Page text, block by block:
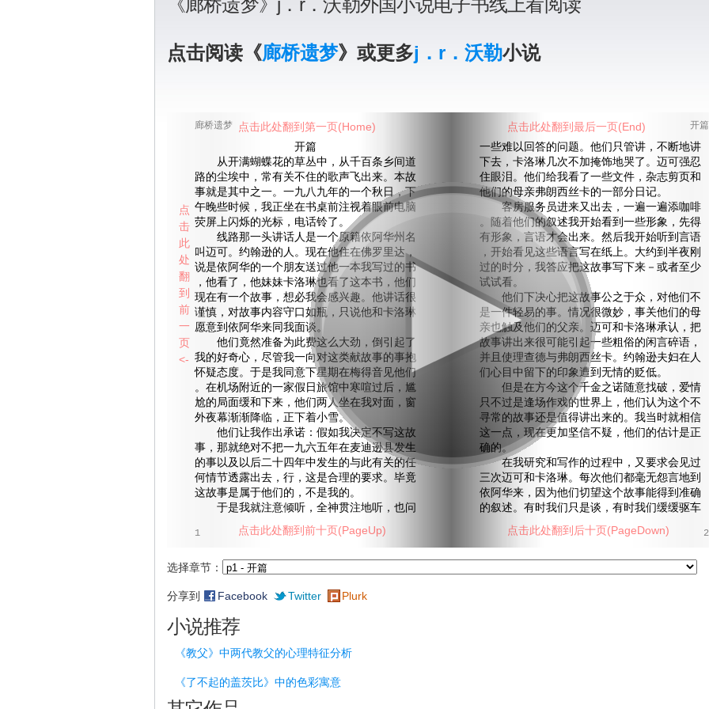
《廊桥遗梦》j．r．沃勒外国小说电子书线上看阅读
点击阅读《廊桥遗梦》或更多j．r．沃勒小说
廊桥遗梦 开篇
开篇
从开满蝴蝶花的草丛中，从千百条乡间道
路的尘埃中，常有关不住的歌声飞出来。本故
事就是其中之一。一九八九年的一个秋日，下
午晚些时候，我正坐在书桌前注视着眼前电脑
荧屏上闪烁的光标，电话铃了。
线路那一头讲话人是一个原籍依阿华州名
叫迈可。约翰逊的人。现在他住在佛罗里达，
说是依阿华的一个朋友送过他一本我写过的书
，他看了，他妹妹卡洛琳也看了这本书，他们
现在有一个故事，想必我会感兴趣。他讲话很
谨慎，对故事内容守口如瓶，只说他和卡洛琳
愿意到依阿华来同我面谈。
他们竟然准备为此费这么大劲，倒引起了
我的好奇心，尽管我一向对这类献故事的事抱
怀疑态度。于是我同意下星期在梅得音见他们
。在机场附近的一家假日旅馆中寒喧过后，尴
尬的局面缓和下来，他们两人坐在我对面，窗
外夜幕渐渐降临，正下着小雪。
他们让我作出承诺：假如我决定不写这故
事，那就绝对不把一九六五年在麦迪逊县发生
的事以及以后二十四年中发生的与此有关的任
何情节透露出去，行，这是合理的要求。毕竟
这故事是属于他们的，不是我的。
于是我就注意倾听，全神贯注地听，也问
一些难以回答的问题。他们只管讲，不断地讲
下去，卡洛琳几次不加掩饰地哭了。迈可强忍
住眼泪。他们给我看了一些文件，杂志剪页和
他们的母亲弗朗西丝卡的一部分日记。
客房服务员进来又出去，一遍一遍添咖啡
。随着他们的叙述我开始看到一些形象，先得
有形象，言语才会出来。然后我开始听到言语
，开始看见这些语言写在纸上。大约到半夜刚
过的时分，我答应把这故事写下来－或者至少
试试看。
他们下决心把这故事公之于众，对他们不
是一件轻易的事。情况很微妙，事关他们的母
亲也触及他们的父亲。迈可和卡洛琳承认，把
故事讲出来很可能引起一些粗俗的闲言碎语，
并且使理查德与弗朗西丝卡。约翰逊夫妇在人
们心目中留下的印象遭到无情的贬低。
但是在方今这个千金之诺随意找破，爱情
只不过是逢场作戏的世界上，他们认为这个不
寻常的故事还是值得讲出来的。我当时就相信
这一点，现在更加坚信不疑，他们的估计是正
确的。
在我研究和写作的过程中，又要求会见过
三次迈可和卡洛琳。每次他们都毫无怨言地到
依阿华来，因为他们切望这个故事能得到准确
的叙述。有时我们只是谈，有时我们缓缓驱车
1 2
选择章节：
分享到 Facebook Twitter Plurk
点击此处翻到第一页(Home) 点击此处翻到最后一页(End)
点击此处翻到前十页(PageUp) 点击此处翻到后十页(PageDown)
点
击
此
处
翻
到
前
一
页
<-
小说推荐
《教父》中两代教父的心理特征分析
《了不起的盖茨比》中的色彩寓意